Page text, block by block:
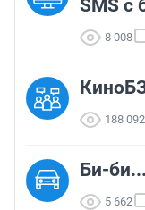
SMS с
8 008
188 092
Би-
5 662